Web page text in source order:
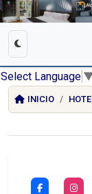
Select Language
INICIO